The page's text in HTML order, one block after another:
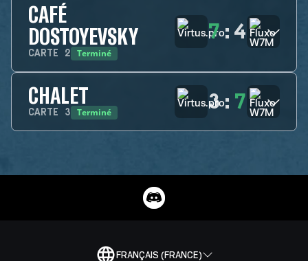
CAFÉ
DOSTOYEVSKY
CARTE 2 Terminé
7: 4
CHALET
CARTE 3 Terminé 3: 7
FRANÇAIS (FRANCE)